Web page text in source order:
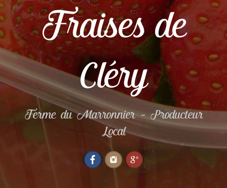
Fraises de
Cléry
Ferme du Marronnier – Producteur
Local